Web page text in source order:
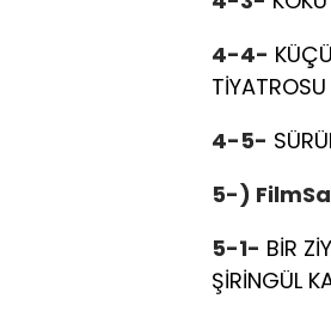
4-4-
4-5-
5-)
5-1- BİR
ŞİRİNGÜL